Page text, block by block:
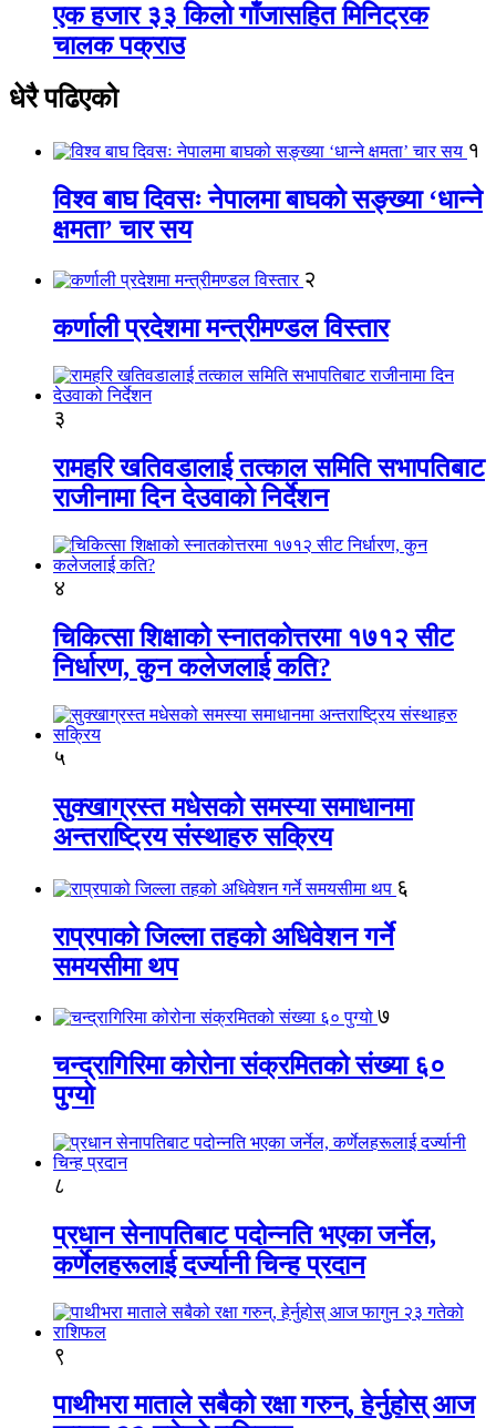
एक हजार ३३ किलो गाँजासहित मिनिट्रक
चालक पक्राउ
धेरै पढिएको
१
विश्व बाघ दिवसः नेपालमा बाघको सङ्ख्या ‘धान्ने
क्षमता’ चार सय
२
कर्णाली प्रदेशमा मन्त्रीमण्डल विस्तार
३
रामहरि खतिवडालाई तत्काल समिति सभापतिबाट
राजीनामा दिन देउवाको निर्देशन
४
चिकित्सा शिक्षाको स्नातकोत्तरमा १७१२ सीट
निर्धारण, कुन कलेजलाई कति?
५
सुक्खाग्रस्त मधेसको समस्या समाधानमा
अन्तराष्ट्रिय संस्थाहरु सक्रिय
६
राप्रपाको जिल्ला तहको अधिवेशन गर्ने
समयसीमा थप
७
चन्द्रागिरिमा कोरोना संक्रमितको संख्या ६०
पुग्यो
८
प्रधान सेनापतिबाट पदोन्नति भएका जर्नेल,
कर्णेलहरूलाई दर्ज्यानी चिन्ह प्रदान
९
पाथीभरा माताले सबैको रक्षा गरुन्, हेर्नुहोस् आज